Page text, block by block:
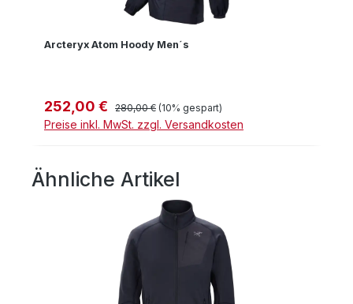
Arcteryx Atom Hoody Men´s
Verkaufspreis:
252,00 € Regulärer Preis:
280,00 € (10% gespart)
Preise inkl. MwSt. zzgl. Versandkosten
Produktgalerie überspringen
Ähnliche Artikel